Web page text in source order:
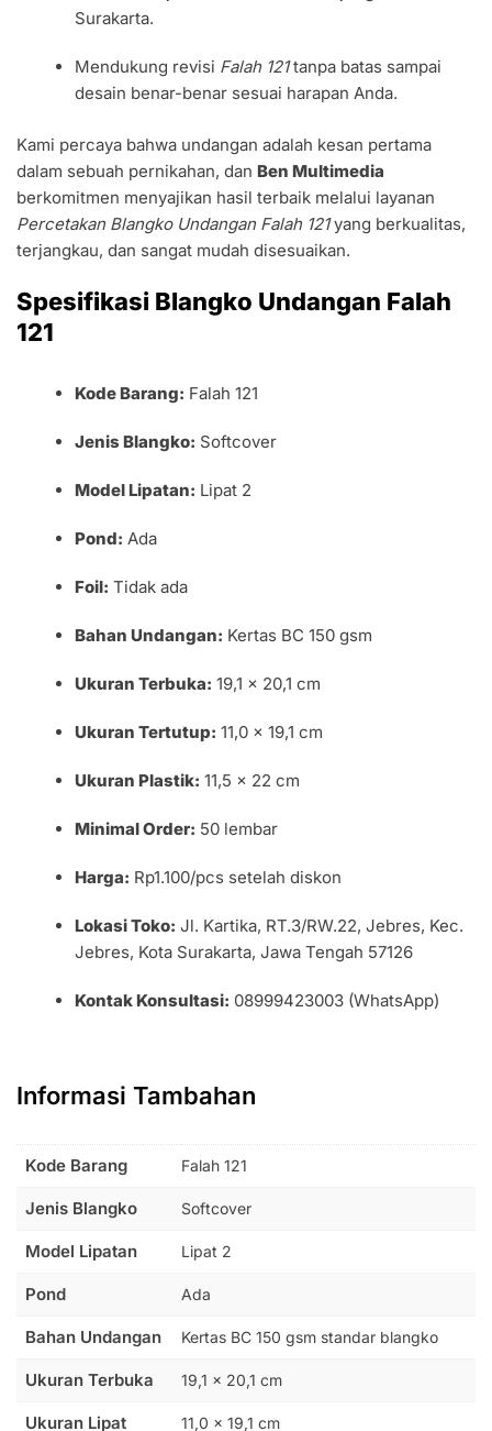
Surakarta.
Mendukung revisi Falah 121tanpa batas sampai
desain benar-benar sesuai harapan Anda.
Kami percaya bahwa undangan adalah kesan pertama
dalam sebuah pernikahan, dan Ben Multimedia
berkomitmen menyajikan hasil terbaik melalui layanan
Percetakan Blangko Undangan Falah 121yang berkualitas,
terjangkau, dan sangat mudah disesuaikan.
Spesifikasi Blangko Undangan Falah
121
Kode Barang: Falah 121
Jenis Blangko: Softcover
Model Lipatan: Lipat 2
Pond: Ada
Foil: Tidak ada
Bahan Undangan: Kertas BC 150 gsm
Ukuran Terbuka: 19,1 × 20,1 cm
Ukuran Tertutup: 11,0 × 19,1 cm
Ukuran Plastik: 11,5 × 22 cm
Minimal Order: 50 lembar
Harga: Rp1.100/pcs setelah diskon
Lokasi Toko: Jl. Kartika, RT.3/RW.22, Jebres, Kec.
Jebres, Kota Surakarta, Jawa Tengah 57126
Kontak Konsultasi: 08999423003 (WhatsApp)
Informasi Tambahan
Kode Barang Falah 121
Jenis Blangko Softcover
Model Lipatan Lipat 2
Pond Ada
Bahan Undangan Kertas BC 150 gsm standar blangko
Ukuran Terbuka 19,1 × 20,1 cm
Ukuran Lipat 11,0 × 19,1 cm